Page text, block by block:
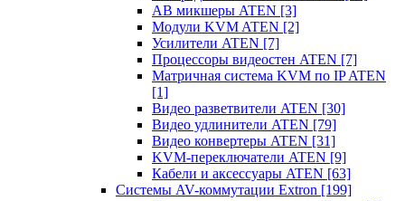
АВ микшеры ATEN [3]
Модули KVM ATEN [2]
Усилители ATEN [7]
Процессоры видеостен ATEN [7]
Матричная система KVM по IP ATEN
[1]
Видео разветвители ATEN [30]
Видео удлинители ATEN [79]
Видео конвертеры ATEN [31]
KVM-переключатели ATEN [9]
Кабели и аксессуары ATEN [63]
Системы AV-коммутации Extron [199]